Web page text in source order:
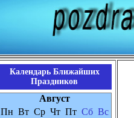
Календарь Ближайших
Праздников
Август
Пн Вт Ср Чт Пт Сб Вс